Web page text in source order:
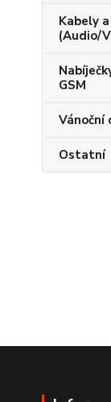
Kabely
(Audio/
GSM
Vánoční
Ostatní